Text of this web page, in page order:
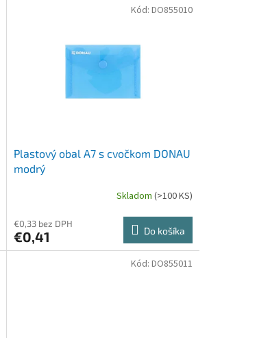
Plastový obal A7 s cvočkom DONAU
modrý
Skladom (>100 KS)
€0,33 bez DPH
€0,41 Do košíka
Kód: DO855010
Kód: DO855011